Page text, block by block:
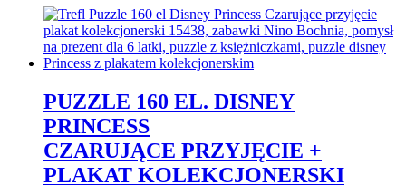
PUZZLE 160 EL. DISNEY
PRINCESS
CZARUJĄCE PRZYJĘCIE +
PLAKAT KOLEKCJONERSKI